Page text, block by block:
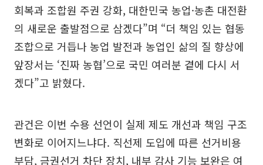
회복과 조합원 주권 강화, 대한민국 농업·농촌 대전환
의 새로운 출발점으로 삼겠다”며 “더 책임 있는 협동
조합으로 거듭나 농업 발전과 농업인 삶의 질 향상에
앞장서는 ‘진짜 농협’으로 국민 여러분 곁에 다시 서
겠다”고 밝혔다.
관건은 이번 수용 선언이 실제 제도 개선과 책임 구조
변화로 이어지느냐다. 직선제 도입에 따른 선거비용
부담, 금권선거 차단 장치, 내부 감사 기능 보완은 여